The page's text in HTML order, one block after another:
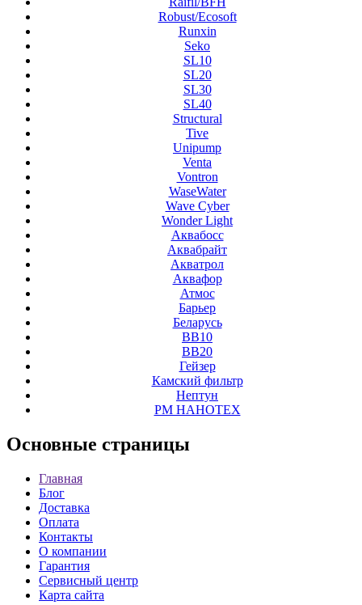
Robust/Ecosoft
Runxin
Seko
SL10
SL20
SL30
SL40
Structural
Tive
Unipump
Venta
Vontron
WaseWater
Wave Cyber
Wonder Light
Аквабосс
Аквабрайт
Акватрол
Аквафор
Атмос
Барьер
Беларусь
ВВ10
ВВ20
Гейзер
Камский фильтр
Нептун
РМ НАНОТЕХ
Основные страницы
Главная
Блог
Доставка
Оплата
Контакты
О компании
Гарантия
Сервисный центр
Карта сайта